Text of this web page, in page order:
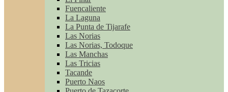
Fuencaliente
La Laguna
La Punta de Tijarafe
Las Norias
Las Norias, Todoque
Las Manchas
Las Tricias
Tacande
Puerto Naos